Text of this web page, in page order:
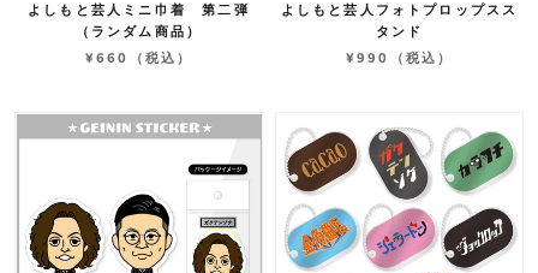
よしもと芸人ミニ巾着 第二弾
（ランダム商品）
¥660
（税込）
よしもと芸人フォトプロップスス
タンド
¥990
（税込）